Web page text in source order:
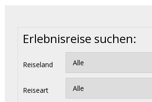
Erlebnisreise suchen:
Reiseland
Reiseart